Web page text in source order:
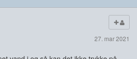
27. mar 2021